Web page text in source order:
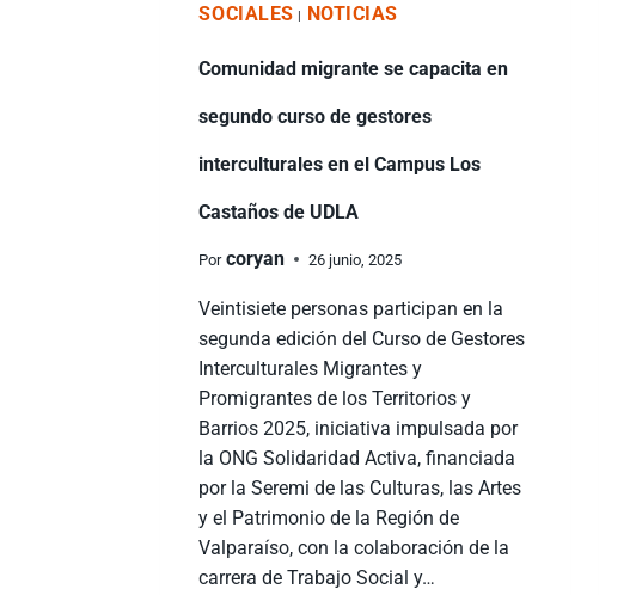
SOCIALES | NOTICIAS
Comunidad migrante se capacita en
segundo curso de gestores
interculturales en el Campus Los
Castaños de UDLA
Por coryan 26 junio, 2025
Veintisiete personas participan en la
segunda edición del Curso de Gestores
Interculturales Migrantes y
Promigrantes de los Territorios y
Barrios 2025, iniciativa impulsada por
la ONG Solidaridad Activa, financiada
por la Seremi de las Culturas, las Artes
y el Patrimonio de la Región de
Valparaíso, con la colaboración de la
carrera de Trabajo Social y…